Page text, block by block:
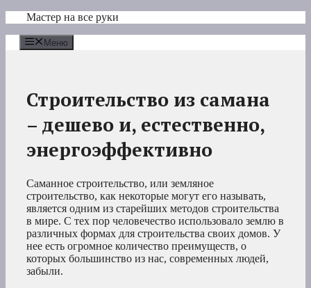
Перейти
содержимому
Мастер на все руки
Меню
Строительство из самана
– дешево и, естественно,
энергоэффективно
Саманное строительство, или земляное
строительство, как некоторые могут его называть,
является одним из старейших методов строительства
в мире. С тех пор человечество использовало землю в
различных формах для строительства своих домов. У
нее есть огромное количество преимуществ, о
которых большинство из нас, современных людей,
забыли.